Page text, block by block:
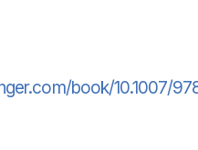
book/10.1007/